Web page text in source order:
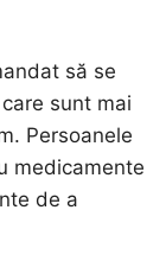
să se
sunt mai
Persoanele
medicamente
de a